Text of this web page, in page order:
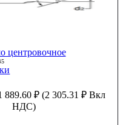
центровочное
889.60 ₽ (2 305.31 ₽Вкл
НДС)